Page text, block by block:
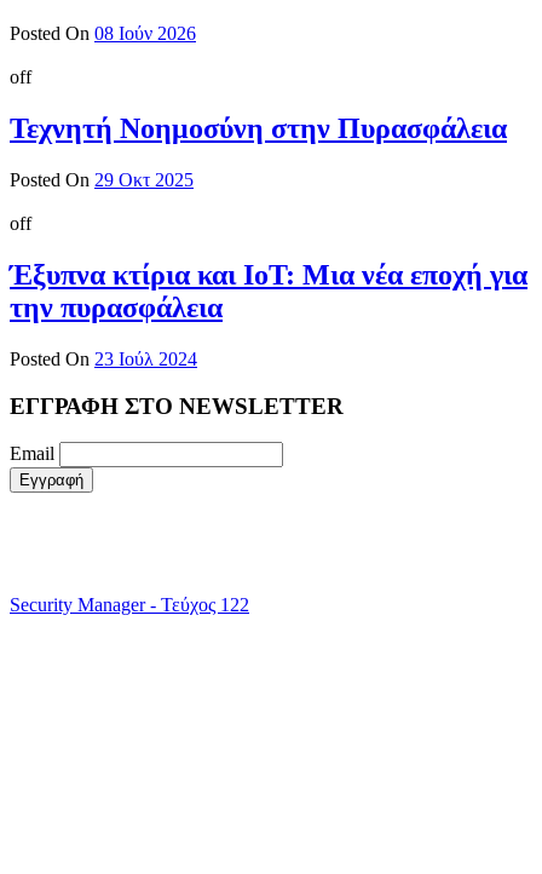
Posted On 08 Ιούν 2026
off
Τεχνητή Νοημοσύνη στην Πυρασφάλεια
Posted On 29 Οκτ 2025
off
Έξυπνα κτίρια και IoT: Μια νέα εποχή για
την πυρασφάλεια
Posted On 23 Ιούλ 2024
ΕΓΓΡΑΦΗ ΣΤΟ NEWSLETTER
Email
Security Manager - Τεύχος 122